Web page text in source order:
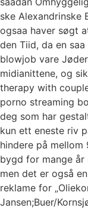
ske Alexandrinske
ogsaa haver søgt
den Tiid, da en
blowjob vare
midianittene, og
therapy with
porno streaming
deg som har
kun ett eneste riv
hindere på mellom
bygd for mange
men det er også
reklame for
Jansen;Buer/